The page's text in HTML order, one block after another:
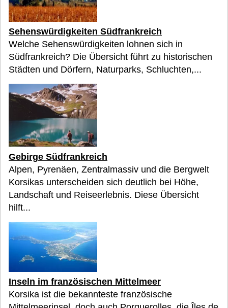
Sehenswürdigkeiten Südfrankreich
Welche Sehenswürdigkeiten lohnen sich in
Südfrankreich? Die Übersicht führt zu historischen
Städten und Dörfern, Naturparks, Schluchten,...
Gebirge Südfrankreich
Alpen, Pyrenäen, Zentralmassiv und die Bergwelt
Korsikas unterscheiden sich deutlich bei Höhe,
Landschaft und Reiseerlebnis. Diese Übersicht
hilft...
Inseln im französischen Mittelmeer
Korsika ist die bekannteste französische